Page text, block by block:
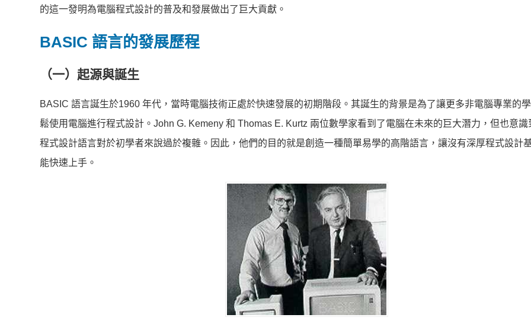
的這一發明為電腦程式設計的普及和發展做出了巨大貢獻。
BASIC 語言的發展歷程
（一）起源與誕生
BASIC 語言誕生於1960 年代，當時電腦技術正處於快速發展的初期階段。其誕生的背景是為了讓更多非電腦專業的
鬆使用電腦進行程式設計。John G. Kemeny 和 Thomas E. Kurtz 兩位數學家看到了電腦在未來的巨大潛力，但也意識
程式設計語言對於初學者來說過於複雜。因此，他們的目的就是創造一種簡單易學的高階語言，讓沒有深厚程式設計
能快速上手。